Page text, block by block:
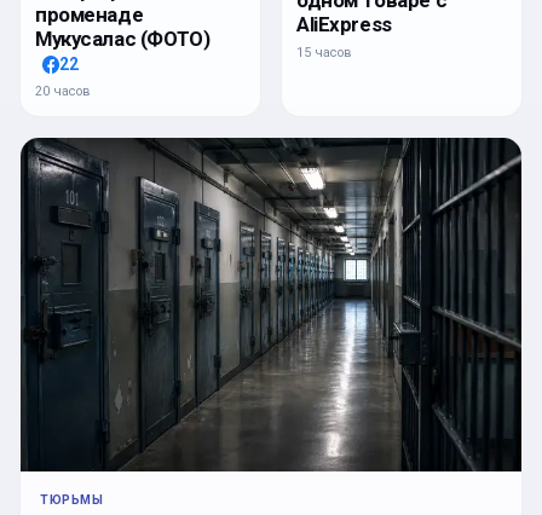
променаде
Мукусалас (ФОТО)
22
20 часов
AliExpress
15 часов
ТЮРЬМЫ